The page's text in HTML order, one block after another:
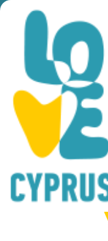
You are here: Home »
MERAKI MARKET CAFE
MERAKI